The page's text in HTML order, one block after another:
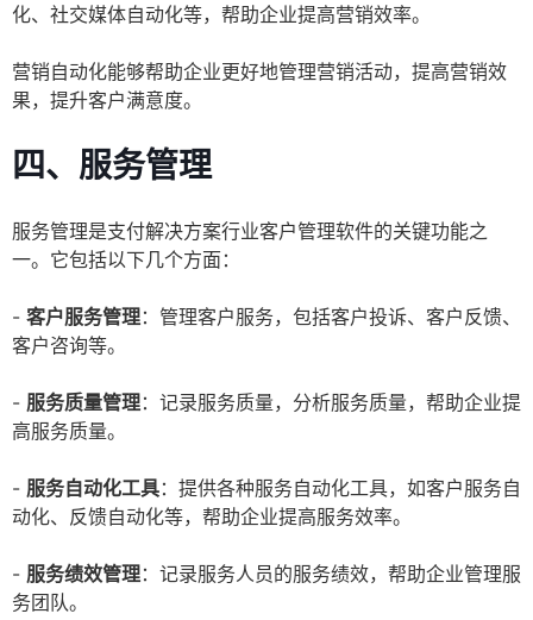
化、社交媒体自动化等，帮助企业提高营销效率。
营销自动化能够帮助企业更好地管理营销活动，提高营销效
果，提升客户满意度。
四、服务管理
服务管理是支付解决方案行业客户管理软件的关键功能之
一。它包括以下几个方面：
- 客户服务管理：管理客户服务，包括客户投诉、客户反馈、
客户咨询等。
- 服务质量管理：记录服务质量，分析服务质量，帮助企业提
高服务质量。
- 服务自动化工具：提供各种服务自动化工具，如客户服务自
动化、反馈自动化等，帮助企业提高服务效率。
- 服务绩效管理：记录服务人员的服务绩效，帮助企业管理服
务团队。